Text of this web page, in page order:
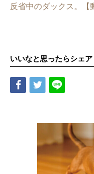
反省中のダックス。【
いいなと思ったらシェア
Share Tweet